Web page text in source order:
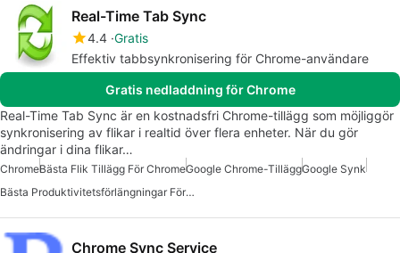
Real-Time Tab Sync
4.4 Gratis
Effektiv tabbsynkronisering för Chrome-användare
Gratis nedladdning för Chrome
Real-Time Tab Sync är en kostnadsfri Chrome-tillägg som möjliggör
synkronisering av flikar i realtid över flera enheter. När du gör
ändringar i dina flikar…
ChromeBästa Flik Tillägg För ChromeGoogle Chrome-TilläggGoogle Synk
Bästa Produktivitetsförlängningar För Chrome
Chrome Sync Service